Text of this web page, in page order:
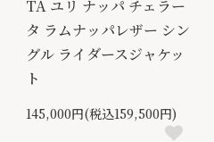
TA ユリ ナッパ チェラー
タ ラムナッパレザー シン
グル ライダースジャケッ
ト
145,000円(税込159,500円)